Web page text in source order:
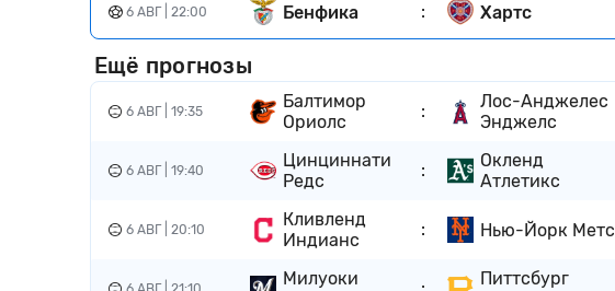
6 АВГ | 22:00 Бенфика : Хартс
Ещё прогнозы
6 АВГ | 19:35
Балтимор
Ориолс
:
Лос-Анджелес
Энджелс
6 АВГ | 19:40
Цинциннати
Редс
:
Окленд
Атлетикс
6 АВГ | 20:10
Кливленд
Индианс
: Нью-Йорк Метс
Милуоки
Питтсбург